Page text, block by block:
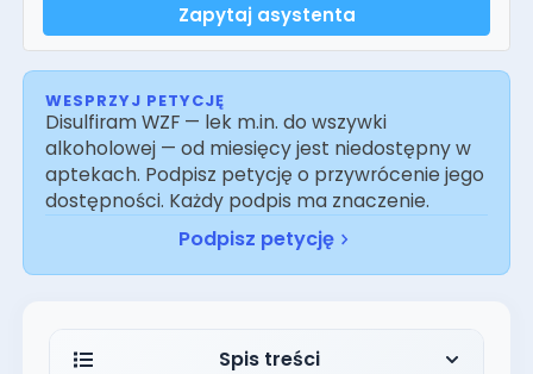
Zapytaj asystenta
WESPRZYJ PETYCJĘ
Disulfiram WZF — lek m.in. do wszywki
alkoholowej — od miesięcy jest niedostępny w
aptekach. Podpisz petycję o przywrócenie jego
dostępności. Każdy podpis ma znaczenie.
Podpisz petycję
Spis treści